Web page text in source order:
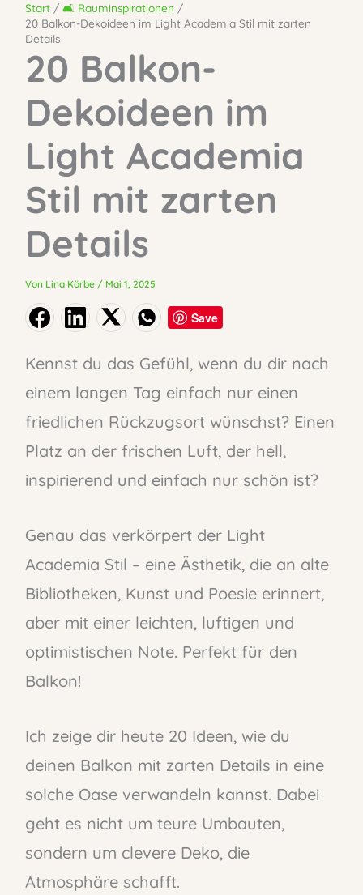
Start
🛋️ Rauminspirationen
20 Balkon-Dekoideen im Light Academia Stil mit zarten
Details
20 Balkon-
Dekoideen im
Light Academia
Stil mit zarten
Details
Von Lina Körbe / Mai 1, 2025
Save
Kennst du das Gefühl, wenn du dir nach
einem langen Tag einfach nur einen
friedlichen Rückzugsort wünschst? Einen
Platz an der frischen Luft, der hell,
inspirierend und einfach nur schön ist?
Genau das verkörpert der Light
Academia Stil – eine Ästhetik, die an alte
Bibliotheken, Kunst und Poesie erinnert,
aber mit einer leichten, luftigen und
optimistischen Note. Perfekt für den
Balkon!
Ich zeige dir heute 20 Ideen, wie du
deinen Balkon mit zarten Details in eine
solche Oase verwandeln kannst. Dabei
geht es nicht um teure Umbauten,
sondern um clevere Deko, die
Atmosphäre schafft.